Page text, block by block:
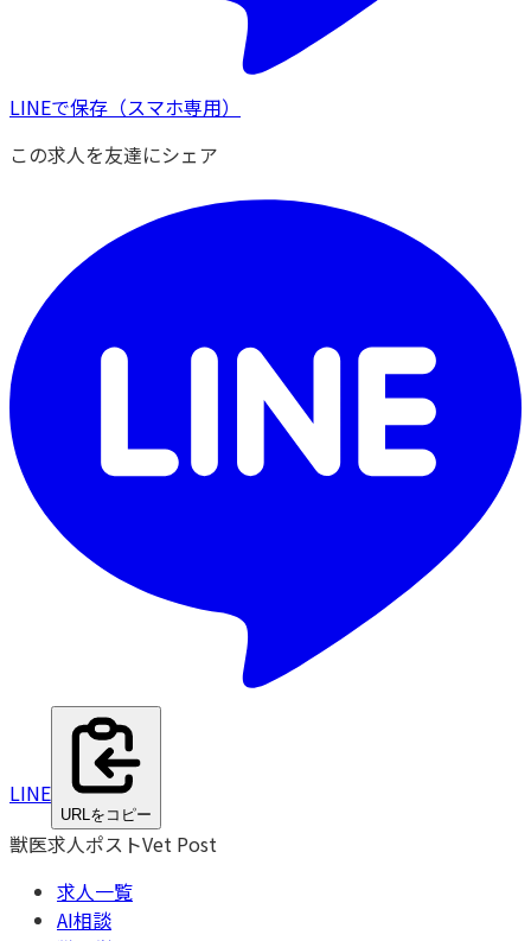
LINEで保存 （スマホ専用）
この求人を友達にシェア
LINE
URLをコピー
獣医求人ポストVet Post
求人一覧
AI相談